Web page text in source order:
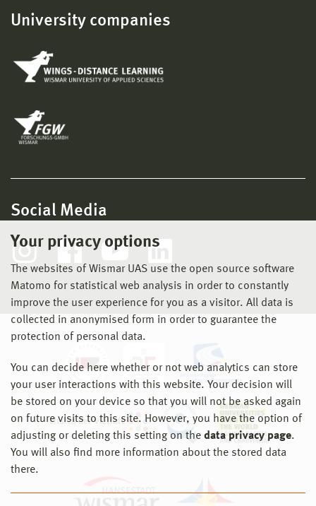
Your privacy options
The websites of Wismar UAS use the open source software
Matomo for statistical web analysis in order to constantly
improve the user experience for you as a visitor. All data is
collected in anonymised form in order to guarantee the
protection of personal data.
You can decide here whether or not web analytics can store
your user interactions with this website. Your decision will
be stored on your device so that you will not be asked again
on future visits to this site. However, you have the option of
adjusting or deleting this setting on the data privacy page.
You will also find more information about the stored data
there.
University companies
Social Media